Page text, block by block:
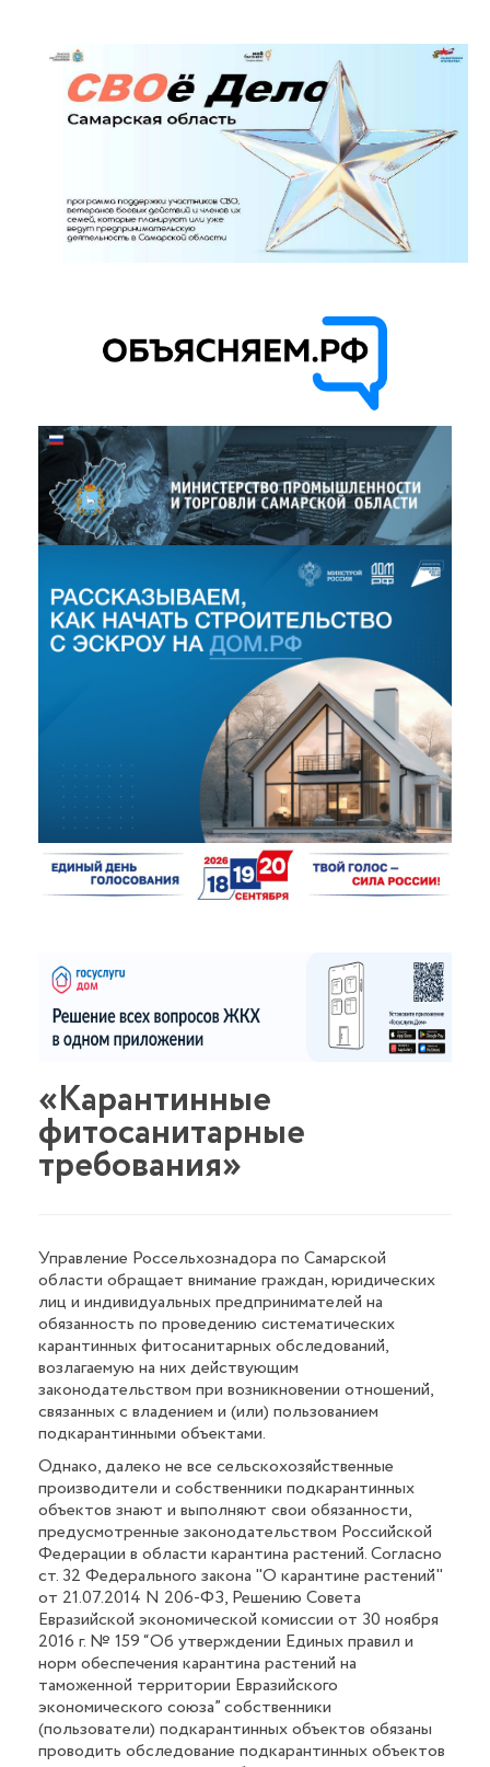
«Карантинные
фитосанитарные
требования»
Управление Россельхознадора по Самарской
области обращает внимание граждан, юридических
лиц и индивидуальных предпринимателей на
обязанность по проведению систематических
карантинных фитосанитарных обследований,
возлагаемую на них действующим
законодательством при возникновении отношений,
связанных с владением и (или) пользованием
подкарантинными объектами.
Однако, далеко не все сельскохозяйственные
производители и собственники подкарантинных
объектов знают и выполняют свои обязанности,
предусмотренные законодательством Российской
Федерации в области карантина растений. Согласно
ст. 32 Федерального закона "О карантине растений"
от 21.07.2014 N 206-ФЗ, Решению Совета
Евразийской экономической комиссии от 30 ноября
2016 г. № 159 “Об утверждении Единых правил и
норм обеспечения карантина растений на
таможенной территории Евразийского
экономического союза” собственники
(пользователи) подкарантинных объектов обязаны
проводить обследование подкарантинных объектов